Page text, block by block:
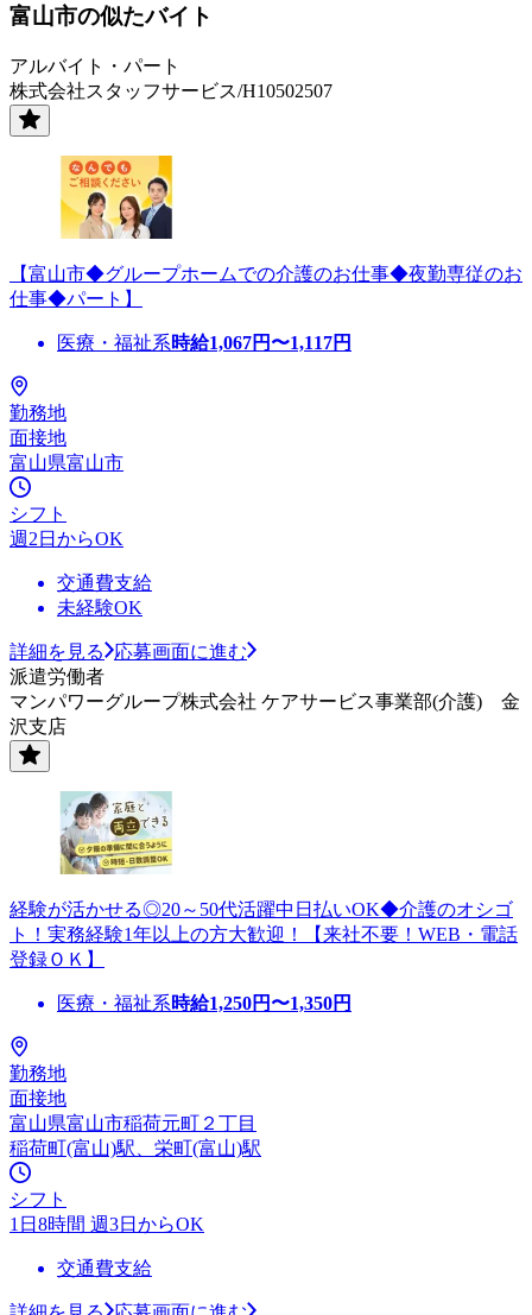
富山市の似たバイト
アルバイト・パート
株式会社スタッフサービス/H10502507
【富山市◆グループホームでの介護のお仕事◆夜勤専従のお
仕事◆パート】
医療・福祉系時給1,067円〜1,117円
勤務地
面接地
富山県富山市
シフト
週2日からOK
交通費支給
未経験OK
詳細を見る
応募画面に進む
派遣労働者
マンパワーグループ株式会社 ケアサービス事業部(介護) 金
沢支店
経験が活かせる◎20～50代活躍中日払いOK◆介護のオシゴ
ト！実務経験1年以上の方大歓迎！【来社不要！WEB・電話
登録ＯＫ】
医療・福祉系時給1,250円〜1,350円
勤務地
面接地
富山県富山市稲荷元町２丁目
稲荷町(富山)駅、栄町(富山)駅
シフト
1日8時間 週3日からOK
交通費支給